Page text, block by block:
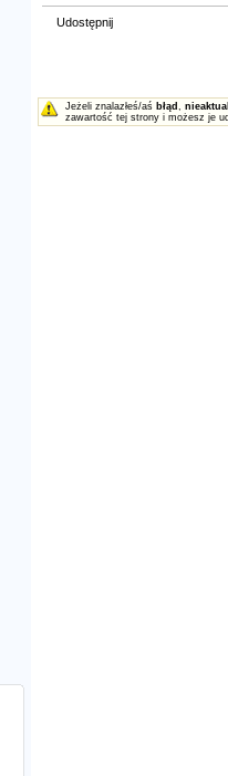
Udostępnij
Jeżeli znalazłeś/aś błąd ,
zawartość tej strony i możesz je